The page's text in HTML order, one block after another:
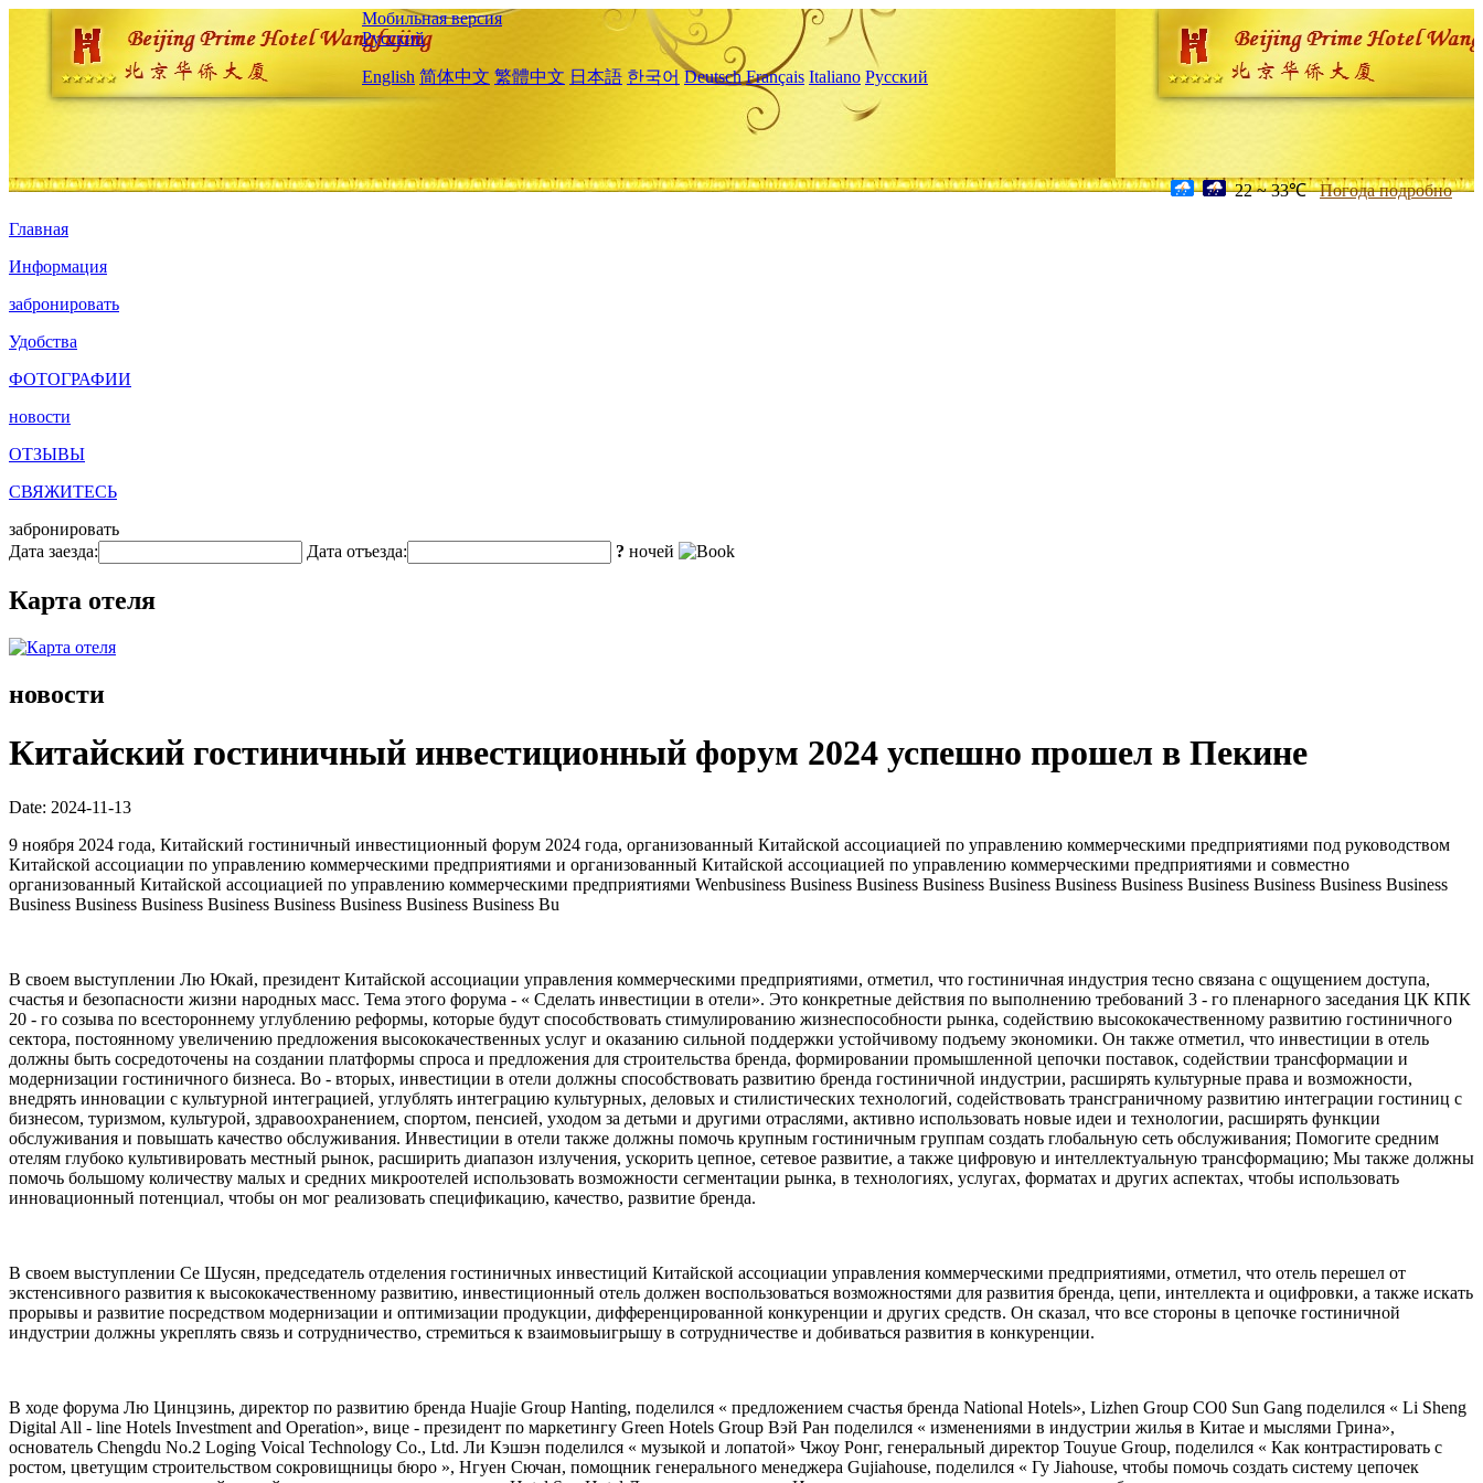
Мобильная версия
Русский
English 简体中文 繁體中文 日本語 한국어 Deutsch Français Italiano Русский
22 ~ 33℃ Погода подробно
Главная
Информация
забронировать
Удобства
ФОТОГРАФИИ
новости
ОТЗЫВЫ
СВЯЖИТЕСЬ
забронировать
Дата заезда:
Дата отъезда: ? ночей
Карта отеля
новости
Китайский гостиничный инвестиционный форум 2024 успешно прошел в Пекине
Date: 2024-11-13
9 ноября 2024 года, Китайский гостиничный инвестиционный форум 2024 года, организованный Китайской ассоциацией по управлению коммерческими предприятиями под руководством
Китайской ассоциации по управлению коммерческими предприятиями и организованный Китайской ассоциацией по управлению коммерческими предприятиями и совместно
организованный Китайской ассоциацией по управлению коммерческими предприятиями Wenbusiness Business Business Business Business Business Business Business Business Business Business
Business Business Business Business Business Business Business Business Bu
В своем выступлении Лю Юкай, президент Китайской ассоциации управления коммерческими предприятиями, отметил, что гостиничная индустрия тесно связана с ощущением доступа,
счастья и безопасности жизни народных масс. Тема этого форума - « Сделать инвестиции в отели». Это конкретные действия по выполнению требований 3 - го пленарного заседания ЦК КПК
20 - го созыва по всестороннему углублению реформы, которые будут способствовать стимулированию жизнеспособности рынка, содействию высококачественному развитию гостиничного
сектора, постоянному увеличению предложения высококачественных услуг и оказанию сильной поддержки устойчивому подъему экономики. Он также отметил, что инвестиции в отель
должны быть сосредоточены на создании платформы спроса и предложения для строительства бренда, формировании промышленной цепочки поставок, содействии трансформации и
модернизации гостиничного бизнеса. Во - вторых, инвестиции в отели должны способствовать развитию бренда гостиничной индустрии, расширять культурные права и возможности,
внедрять инновации с культурной интеграцией, углублять интеграцию культурных, деловых и стилистических технологий, содействовать трансграничному развитию интеграции гостиниц с
бизнесом, туризмом, культурой, здравоохранением, спортом, пенсией, уходом за детьми и другими отраслями, активно использовать новые идеи и технологии, расширять функции
обслуживания и повышать качество обслуживания. Инвестиции в отели также должны помочь крупным гостиничным группам создать глобальную сеть обслуживания; Помогите средним
отелям глубоко культивировать местный рынок, расширить диапазон излучения, ускорить цепное, сетевое развитие, а также цифровую и интеллектуальную трансформацию; Мы также должны
помочь большому количеству малых и средних микроотелей использовать возможности сегментации рынка, в технологиях, услугах, форматах и других аспектах, чтобы использовать
инновационный потенциал, чтобы он мог реализовать спецификацию, качество, развитие бренда.
В своем выступлении Се Шусян, председатель отделения гостиничных инвестиций Китайской ассоциации управления коммерческими предприятиями, отметил, что отель перешел от
экстенсивного развития к высококачественному развитию, инвестиционный отель должен воспользоваться возможностями для развития бренда, цепи, интеллекта и оцифровки, а также искать
прорывы и развитие посредством модернизации и оптимизации продукции, дифференцированной конкуренции и других средств. Он сказал, что все стороны в цепочке гостиничной
индустрии должны укреплять связь и сотрудничество, стремиться к взаимовыигрышу в сотрудничестве и добиваться развития в конкуренции.
В ходе форума Лю Цинцзинь, директор по развитию бренда Huajie Group Hanting, поделился « предложением счастья бренда National Hotels», Lizhen Group CO0 Sun Gang поделился « Li Sheng
Digital All - line Hotels Investment and Operation», вице - президент по маркетингу Green Hotels Group Вэй Ран поделился « изменениями в индустрии жилья в Китае и мыслями Грина»,
основатель Chengdu No.2 Loging Voical Technology Co., Ltd. Ли Кэшэн поделился « музыкой и лопатой» Чжоу Ронг, генеральный директор Touyue Group, поделился « Как контрастировать с
ростом, цветущим строительством сокровищницы бюро », Нгуен Сючан, помощник генерального менеджера Gujiahouse, поделился « Гу Jiahouse, чтобы помочь создать систему цепочек